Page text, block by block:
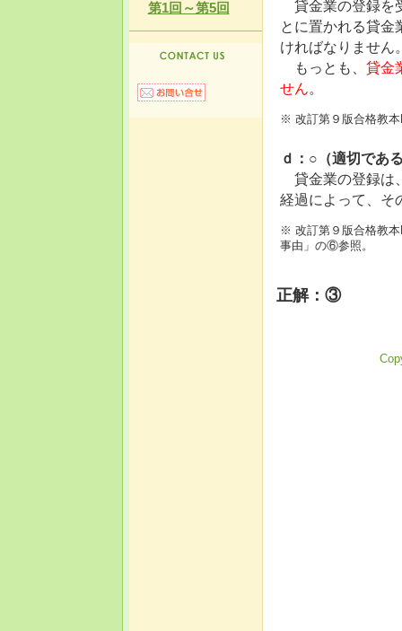
第1回～第5回
貸金業の登録を
とに置かれる貸
ければなりません
もっとも、 貸金
せん。
※ 改訂第９版合格教
ｄ：○（適切であ
貸金業の登録は
経過によって、そ
※ 改訂第９版合格教
事由」の⑥参照。
正解：③